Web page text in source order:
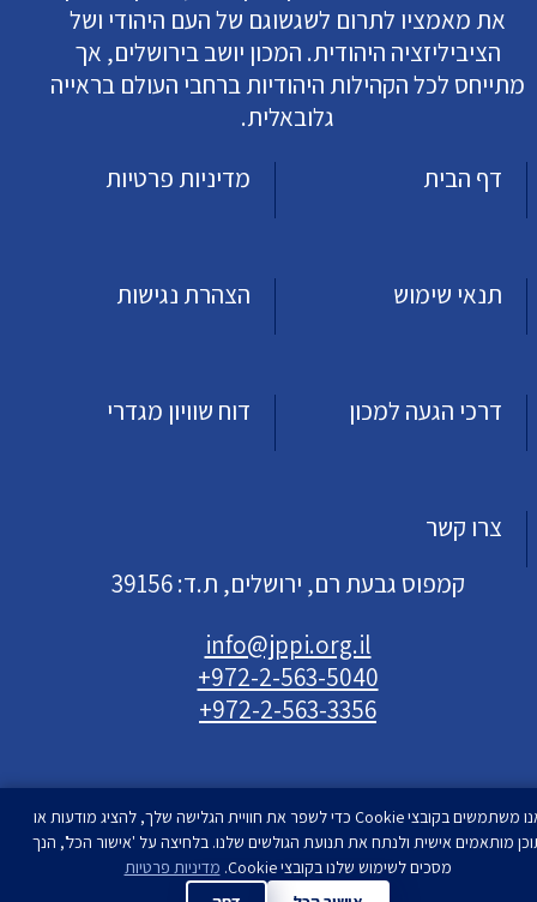
את מאמציו לתרום לשגשוגם של העם היהודי ושל
הציביליזציה היהודית. המכון יושב בירושלים, אך
מתייחס לכל הקהילות היהודיות ברחבי העולם בראייה
גלובאלית.
דף הבית
מדיניות פרטיות
תנאי שימוש הצהרת נגישות
דרכי הגעה למכון דוח שוויון מגדרי
צרו קשר
קמפוס גבעת רם, ירושלים, ת.ד: 39156
info@jppi.org.il
+972-2-563-5040
+972-2-563-3356
עיצוב ופיתוחסטודיו רימון| המכון למדיניות העם
אנו משתמשים בקובצי Cookie כדי לשפר את חוויית הגלישה שלך, להציג מודעות או
מותאמים אישית ולנתח את תנועת הגולשים שלנו. בלחיצה על 'אישור הכל', הנך
מסכים לשימוש שלנו בקובצי Cookie.
מדיניות פרטיות